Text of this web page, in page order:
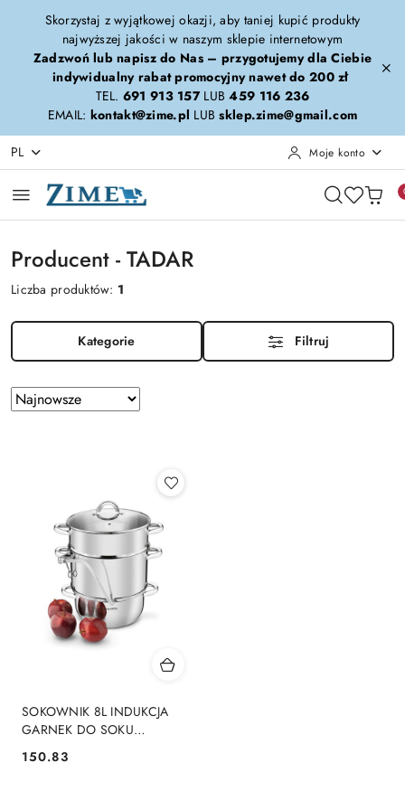
Przejdź do treści głównej
Przejdź do wyszukiwarki
Przejdź do moje konto
Przejdź do menu głównego
Przejdź do stopki
Skorzystaj z wyjątkowej okazji, aby taniej kupić produkty
najwyższej jakości w naszym sklepie internetowym
Zadzwoń lub napisz do Nas – przygotujemy dla Ciebie
indywidualny rabat promocyjny nawet do 200 zł
TEL. 691 913 157LUB459 116 236
EMAIL: kontakt@zime.pl LUBsklep.zime@gmail.com
PL Moje konto
Producent - TADAR
Liczba produktów: 1
Kategorie Filtruj
Zastosowano
sortowanie:
Sortuj
według
SOKOWNIK 8L INDUKCJA
GARNEK DO SOKU
DOMOWEGO
KONIGHOFFER
Cena:
150.83